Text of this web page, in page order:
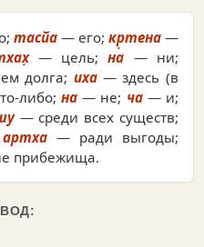
тасйа— его; кр̣тена—
— цель;на — ни;
долга; иха— здесь (в
либо;на — не; ча— и;
— среди всех существ;
артха— ради выгоды;
прибежища.